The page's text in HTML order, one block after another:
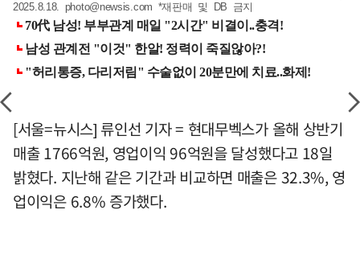
2025.8.18. photo@newsis.com *재판매 및 DB 금지
[서울=뉴시스] 류인선 기자 = 현대무벡스가 올해 상반기
매출 1766억원, 영업이익 96억원을 달성했다고 18일
밝혔다. 지난해 같은 기간과 비교하면 매출은 32.3%, 영
업이익은 6.8% 증가했다.